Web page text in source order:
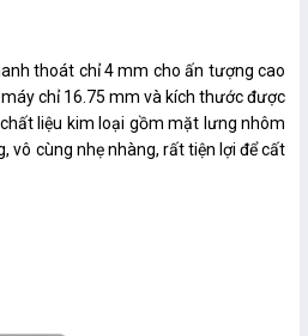
thoát chỉ 4 mm cho ấn tượng cao
chỉ 16.75 mm và kích thước được
liệu kim loại gồm mặt lưng nhôm
vô cùng nhẹ nhàng, rất tiện lợi để cất